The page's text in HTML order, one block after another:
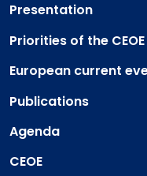
Presentation
Priorities of the CEOE
European current
Publications
Agenda
CEOE